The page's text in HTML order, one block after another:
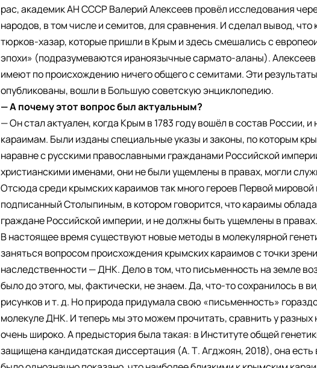
рас, академик АН СССР Валерий Алексеев провёл исследования
народов, в том числе и семитов, для сравнения. И сделал вывод,
тюрков-хазар, которые пришли в Крым и здесь смешались с
эпохи» (подразумеваются ираноязычные сармато-аланы).
имеют по происхождению ничего общего с семитами. Эти
опубликованы, вошли в Большую советскую энциклопедию.
— А почему этот вопрос был актуальным?
— Он стал актуален, когда Крым в 1783 году вошёл в состав России,
караимам. Были изданы специальные указы и законы, по которым
наравне с русскими православными гражданами Российской
христианскими именами, они не были ущемлены в правах, могли
Отсюда среди крымских караимов так много героев Первой мировой
подписанный Столыпиным, в котором говорится, что караимы
граждане Российской империи, и не должны быть ущемлены в правах.
В настоящее время существуют новые методы в молекулярной
заняться вопросом происхождения крымских караимов с точки
наследственности — ДНК. Дело в том, что письменность на земле
было до этого, мы, фактически, не знаем. Да, что-то сохранилось в
рисунков и т. д. Но природа придумала свою «письменность»
молекуле ДНК. И теперь мы это можем прочитать, сравнить у
очень широко. А предыстория была такая: в Институте общей
защищена кандидатская диссертация (А. Т. Агджоян, 2018), она есть